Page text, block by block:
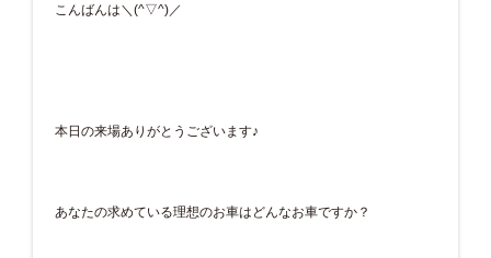
こんばんは＼(^▽^)／
本日の来場ありがとうございます♪
あなたの求めている理想のお車はどんなお車ですか？